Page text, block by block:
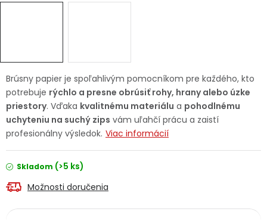
Servis náradia Hodnotenie obchodu
Doprava a platba Váš zákaznícky účet
Kontakty
Reklamačný formulár
Brúsny papier je spoľahlivým pomocníkom pre každého, kto
potrebuje rýchlo a presne obrúsiť rohy, hrany alebo úzke
priestory. Vďaka kvalitnému materiálu a pohodlnému
uchyteniu na suchý zips vám uľahčí prácu a zaistí
profesionálny výsledok. Viac informácií
Skladom (>5 ks)
Možnosti doručenia